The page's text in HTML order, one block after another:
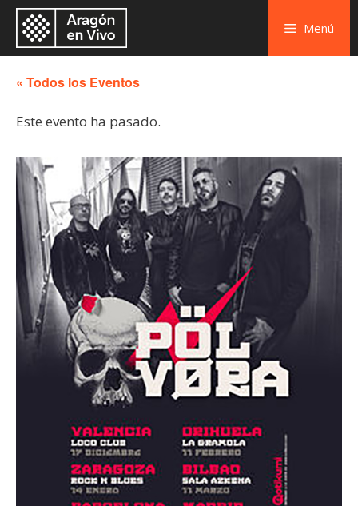
Menú
« Todos los Eventos
Este evento ha pasado.